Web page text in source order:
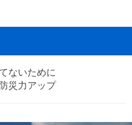
ないために
災力アップ